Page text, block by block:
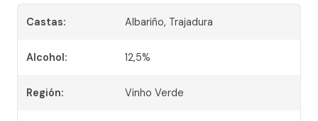
Castas: Albariño, Trajadura
Alcohol: 12,5%
Región: Vinho Verde